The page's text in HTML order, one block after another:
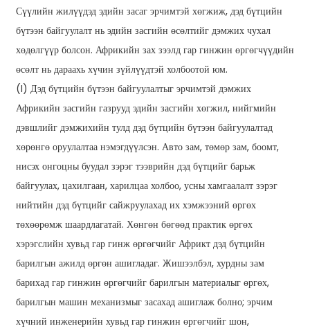
Сүүлийн жилүүдэд эдийн засаг эрчимтэй хөгжиж, дэд бүтцийн
бүтээн байгуулалт нь эдийн засгийн өсөлтийг дэмжих чухал
хөдөлгүүр болсон. Африкийн зах зээлд гар гинжин өргөгчүүдийн
өсөлт нь дараахь хүчин зүйлүүдтэй холбоотой юм.
(I) Дэд бүтцийн бүтээн байгуулалтыг эрчимтэй дэмжих
Африкийн засгийн газрууд эдийн засгийн хөгжил, нийгмийн
дэвшлийг дэмжихийн тулд дэд бүтцийн бүтээн байгуулалтад
хөрөнгө оруулалтаа нэмэгдүүлсэн. Авто зам, төмөр зам, боомт,
нисэх онгоцны буудал зэрэг тээврийн дэд бүтцийг барьж
байгуулах, цахилгаан, харилцаа холбоо, усны хамгаалалт зэрэг
нийтийн дэд бүтцийг сайжруулахад их хэмжээний өргөх
төхөөрөмж шаардлагатай. Хөнгөн бөгөөд практик өргөх
хэрэгслийн хувьд гар гинж өргөгчийг Африкт дэд бүтцийн
барилгын ажилд өргөн ашигладаг. Жишээлбэл, хурдны зам
барихад гар гинжин өргөгчийг барилгын материалыг өргөх,
барилгын машин механизмыг засахад ашиглаж болно; эрчим
хүчний инженерийн хувьд гар гинжин өргөгчийг шон,